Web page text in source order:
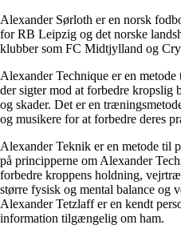
Alexander Sørloth er en norsk
for RB Leipzig og det norske
klubber som FC Midtjylland og
Alexander Technique er en
der sigter mod at forbedre kropslig
og skader. Det er en
og musikere for at forbedre deres
Alexander Teknik er en metode til
på principperne om Alexander
forbedre kroppens holdning,
større fysisk og mental balance og
Alexander Tetzlaff er en kendt
information tilgængelig om ham.